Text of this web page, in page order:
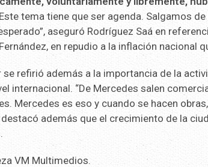
Este tema tiene que ser agenda. Salgamos
aseguró Rodríguez Saá en
en repudio a la inflación nacional
se refirió además a la importancia de la
internacional. “De Mercedes salen
Mercedes es eso y cuando se hacen
además que el crecimiento de la
VM Multimedios.